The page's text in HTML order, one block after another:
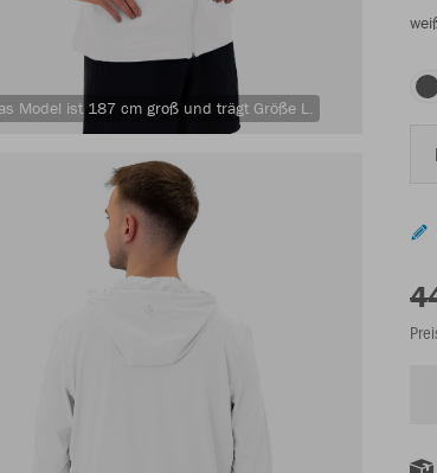
Model ist 187 cm groß und trägt Größe L.